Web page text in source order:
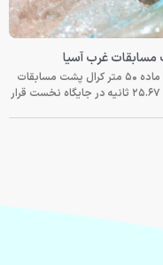
هومر عباسی، شناگر تیم ملی ایران، در دور مقدماتی ماده ۵۰ متر کرال پشت مسابقات